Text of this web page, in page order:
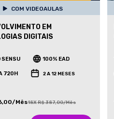
COM VIDEOAULAS
EM
DIGITAIS
SENSU 100% EAD
720H 2 A 12 MESES
Mês18X R$ 387,00/Mês